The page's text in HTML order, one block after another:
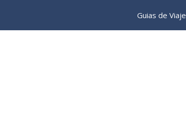
Guias de Viaje